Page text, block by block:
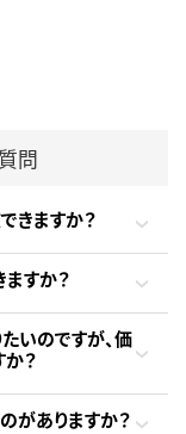
問
きますか？
すか？
いのですが、価
？
がありますか？